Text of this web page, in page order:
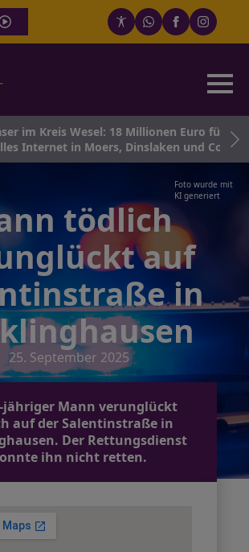
im Kreis Wesel: 18 Millionen Euro für
Internet in Moers, Dinslaken und Co.
Foto wurde mit
KI generiert
tödlich
auf
in
25. September 2025
jähriger Mann verunglückt
auf der Salentinstraße in
Der Rettungsdienst
ihn nicht retten.